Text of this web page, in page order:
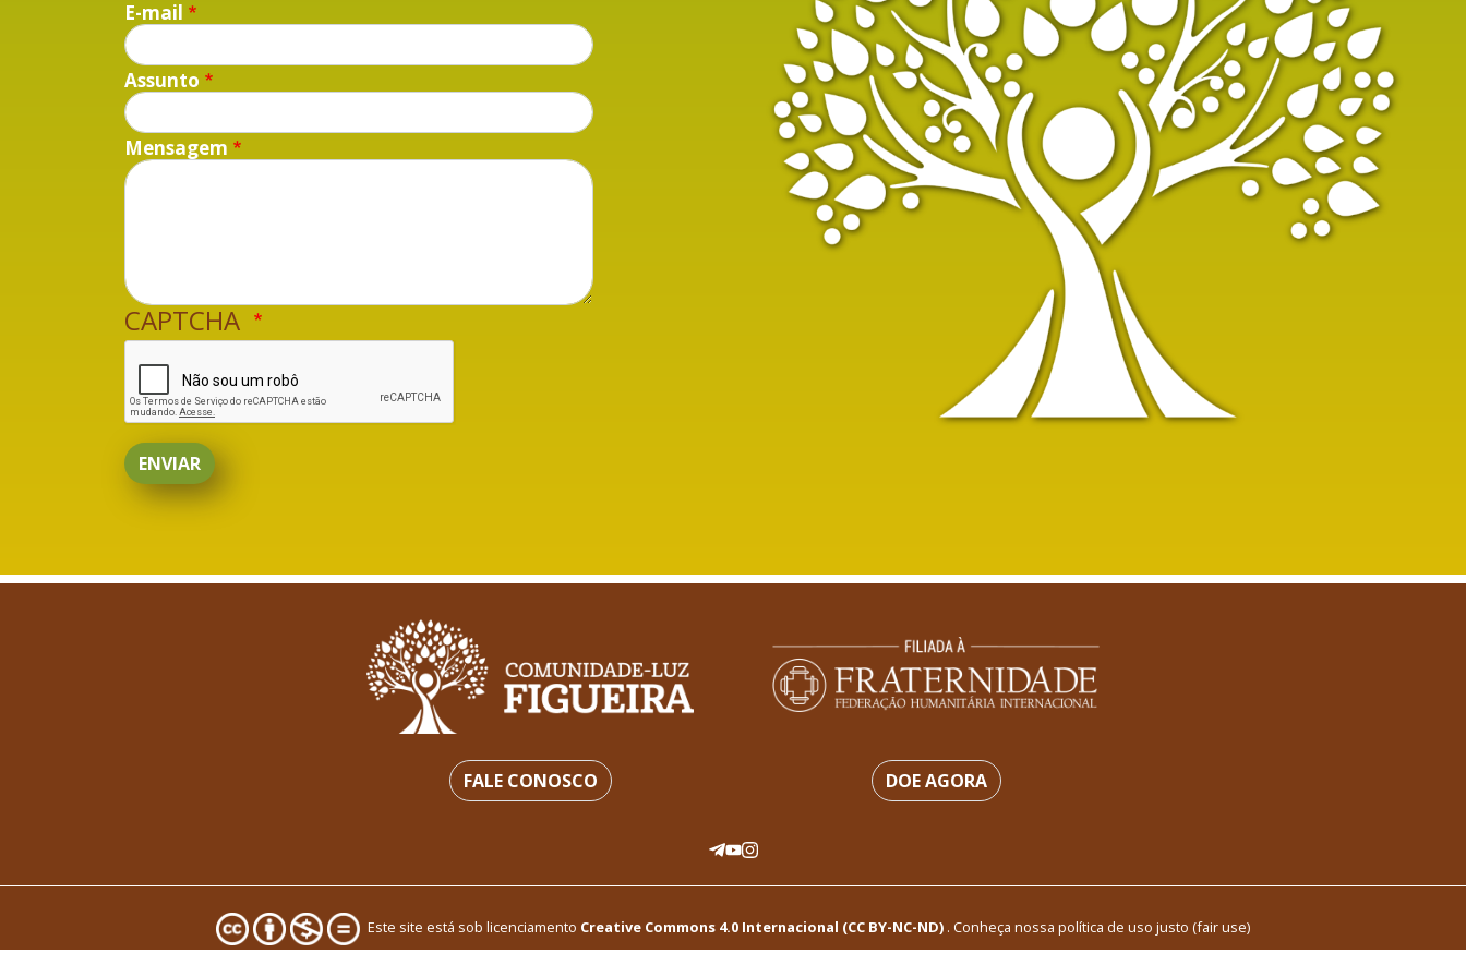
E-mail
Assunto
Mensagem
CAPTCHA
ENVIAR
FALE CONOSCO DOE AGORA
Este site está sob licenciamento Creative Commons 4.0 Internacional (CC BY-NC-ND) . Conheça nossa política de uso justo (fair use)